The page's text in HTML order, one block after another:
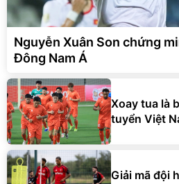
Nguyễn Xuân Son chứng
Đông Nam Á
Xoay tua là
tuyển Việt
Giải mã đội